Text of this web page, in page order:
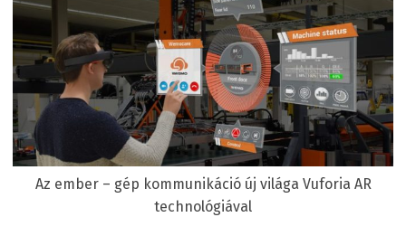
Az ember – gép kommunikáció új világa Vuforia AR
technológiával